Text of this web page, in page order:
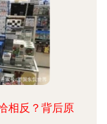
相反？背后原